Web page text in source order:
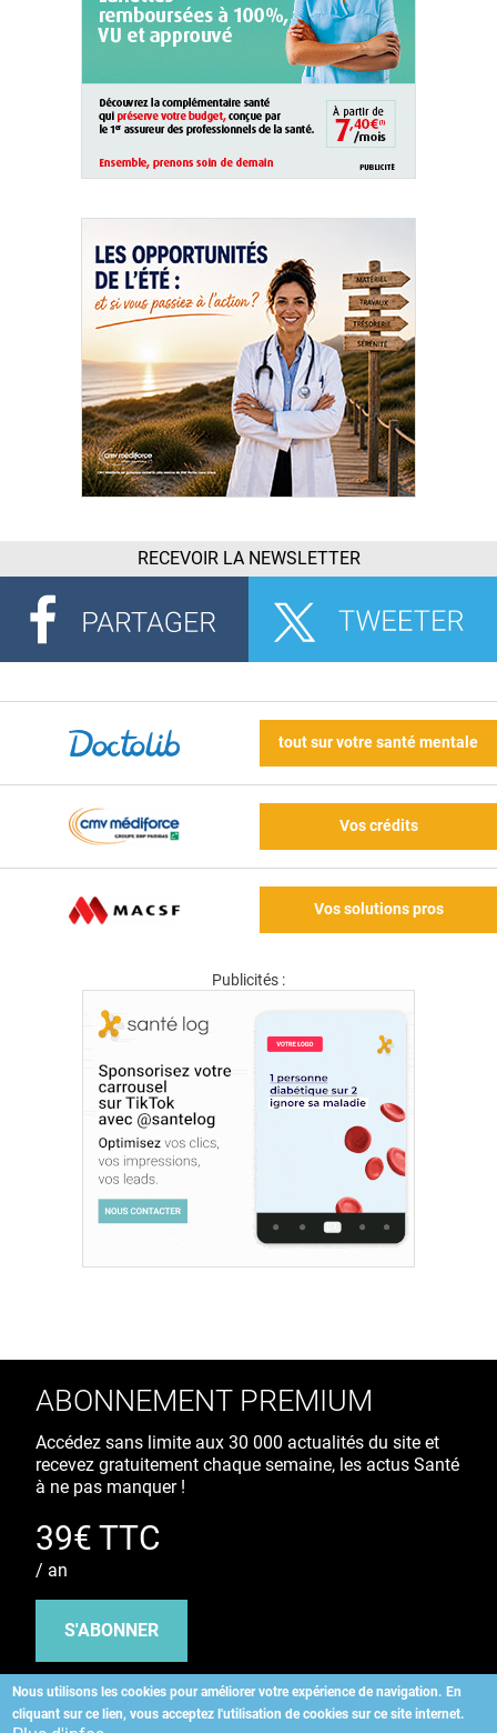
RECEVOIR LA NEWSLETTER
tout sur votre santé mentale
Vos crédits
Vos solutions pros
Publicités :
Nous utilisons les cookies pour améliorer votre expérience de navigation. En
cliquant sur ce lien, vous acceptez l'utilisation de cookies sur ce site internet.
ABONNEMENT PREMIUM
Accédez sans limite aux 30 000 actualités du site et
recevez gratuitement chaque semaine, les actus Santé
à ne pas manquer !
39€ TTC
/ an
S'ABONNER
Copyright©2026 ALLIEDHEALTH